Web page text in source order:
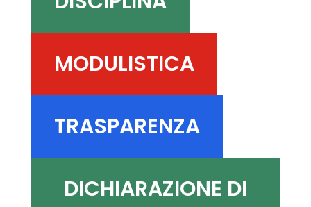
MODULISTICA
TRASPARENZA
DICHIARAZIONE DI